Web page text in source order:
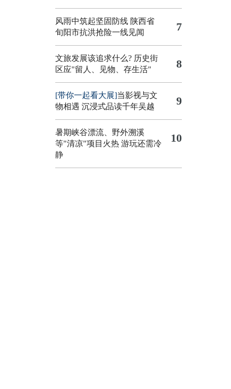
风雨中筑起坚固防线 陕西省
旬阳市抗洪抢险一线见闻
7
文旅发展该追求什么? 历史街
区应"留人、见物、存生活"
8
[带你一起看大展]当影视与文
物相遇 沉浸式品读千年吴越
9
暑期峡谷漂流、野外溯溪
等"清凉"项目火热 游玩还需冷
静
10